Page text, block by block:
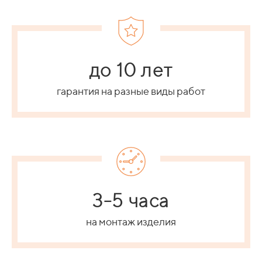
до 10 лет
гарантия на разные виды работ
3-5 часа
на монтаж изделия